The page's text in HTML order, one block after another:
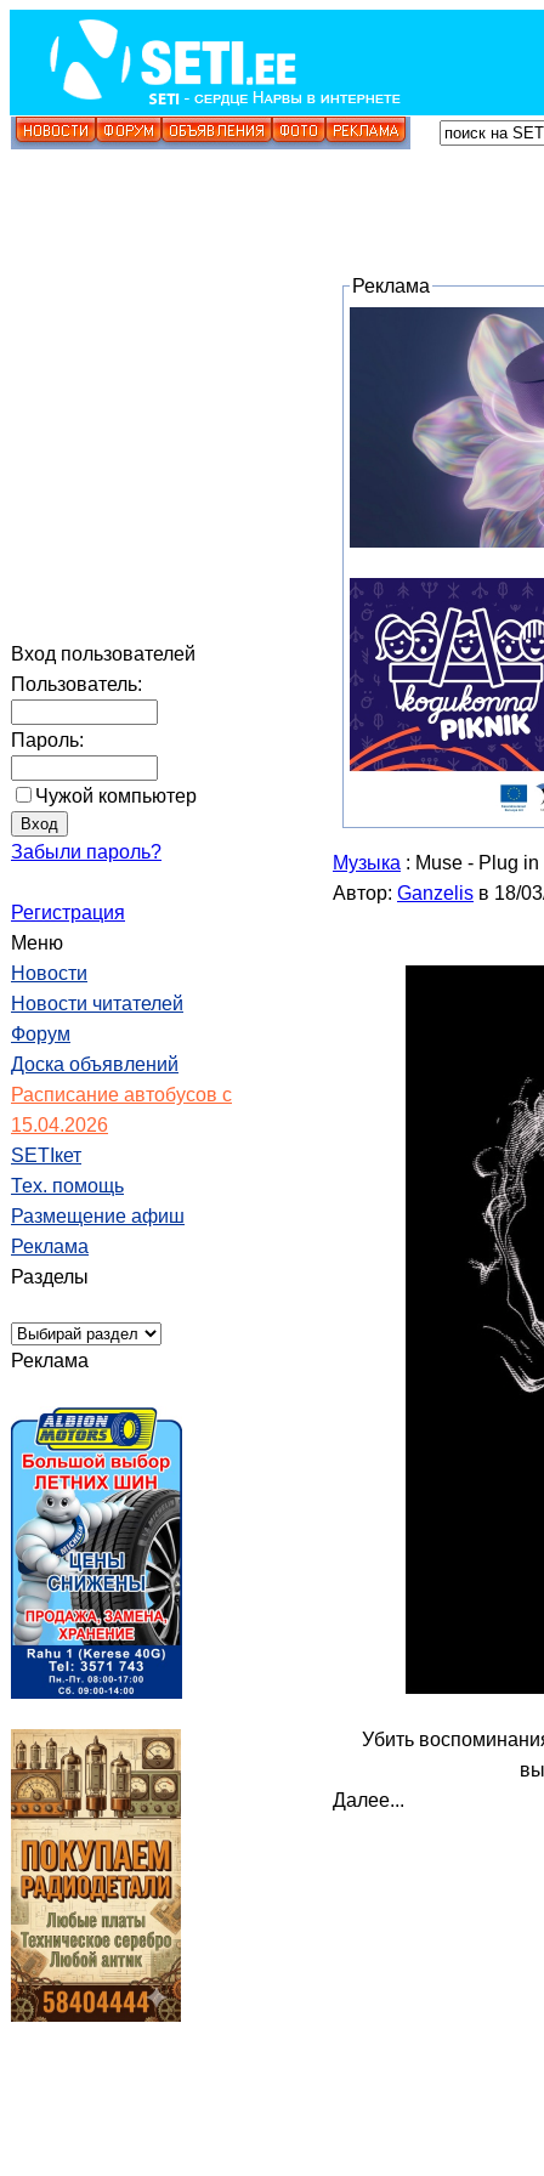
Вход пользователей
Пользователь:
Пароль:
Чужой компьютер
Забыли пароль?
Регистрация
Меню
Новости
Новости читателей
Форум
Доска объявлений
Расписание автобусов с
15.04.2026
SETIкет
Тех. помощь
Размещение афиш
Реклама
Разделы
Реклама
Реклама
Музыка : Muse - Plug
Автор: Ganzelis в 18/
Убить
Далее...